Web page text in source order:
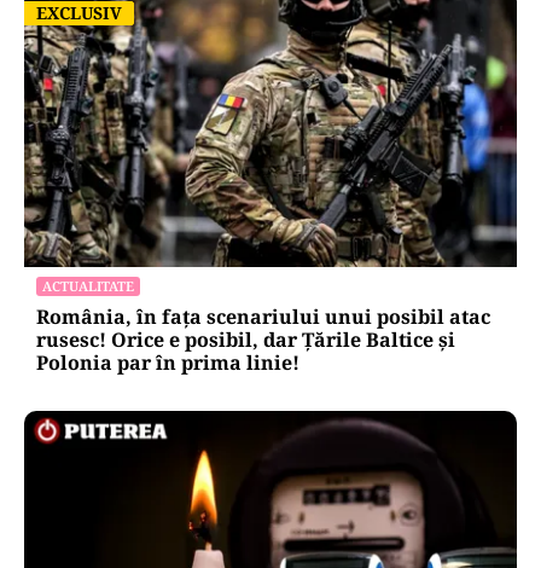
EXCLUSIV
EXCLUSIV
ACTUALITATE
România, în fața scenariului unui posibil atac
rusesc! Orice e posibil, dar Țările Baltice și
Polonia par în prima linie!